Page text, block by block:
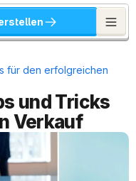
für den erfolgreichen
und Tricks
Verkauf